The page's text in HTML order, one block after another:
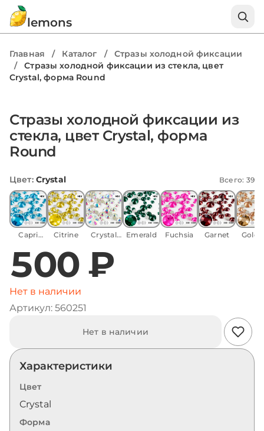
lemons
Главная / Каталог /
Стразы холодной фиксации
/
Стразы холодной фиксации из стекла, цвет
Crystal, форма Round
Стразы холодной фиксации из
стекла, цвет Crystal, форма
Round
Цвет: Crystal Всего: 39
Capri
Citrine
Crystal
Emerald Fuchsia Garnet
500 ₽
Нет в наличии
Артикул: 560251
Нет в наличии
Характеристики
Цвет
Crystal
Форма